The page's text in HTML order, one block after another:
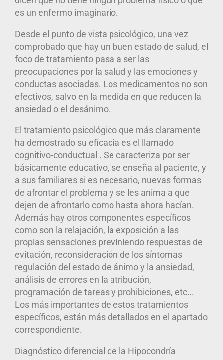
es un enfermo imaginario.
Desde el punto de vista psicológico, una vez
comprobado que hay un buen estado de salud, el
foco de tratamiento pasa a ser las
preocupaciones por la salud y las emociones y
conductas asociadas. Los medicamentos no son
efectivos, salvo en la medida en que reducen la
ansiedad o el desánimo.
El tratamiento psicológico que más claramente
ha demostrado su eficacia es el llamado
cognitivo-conductual . Se caracteriza por ser
básicamente educativo, se enseña al paciente, y
a sus familiares si es necesario, nuevas formas
de afrontar el problema y se les anima a que
dejen de afrontarlo como hasta ahora hacían.
Además hay otros componentes específicos
como son la relajación, la exposición a las
propias sensaciones previniendo respuestas de
evitación, reconsideración de los síntomas
regulación del estado de ánimo y la ansiedad,
análisis de errores en la atribución,
programación de tareas y prohibiciones, etc…
Los más importantes de estos tratamientos
específicos, están más detallados en el apartado
correspondiente.
Diagnóstico diferencial de la Hipocondría